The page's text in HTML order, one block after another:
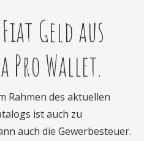
Geld aus
Pro Wallet.
Rahmen des aktuellen
ist auch zu
auch die Gewerbesteuer.